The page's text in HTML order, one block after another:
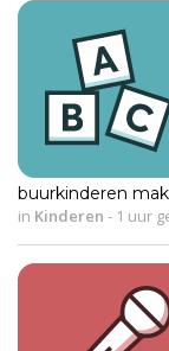
buurkinderen
in Kinderen - 1 uur